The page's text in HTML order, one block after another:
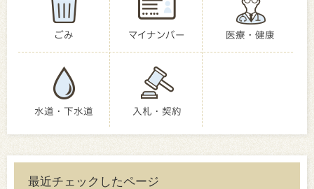
ごみ マイナンバー 医療・健康
水道・下水道 入札・契約
最近チェックしたページ